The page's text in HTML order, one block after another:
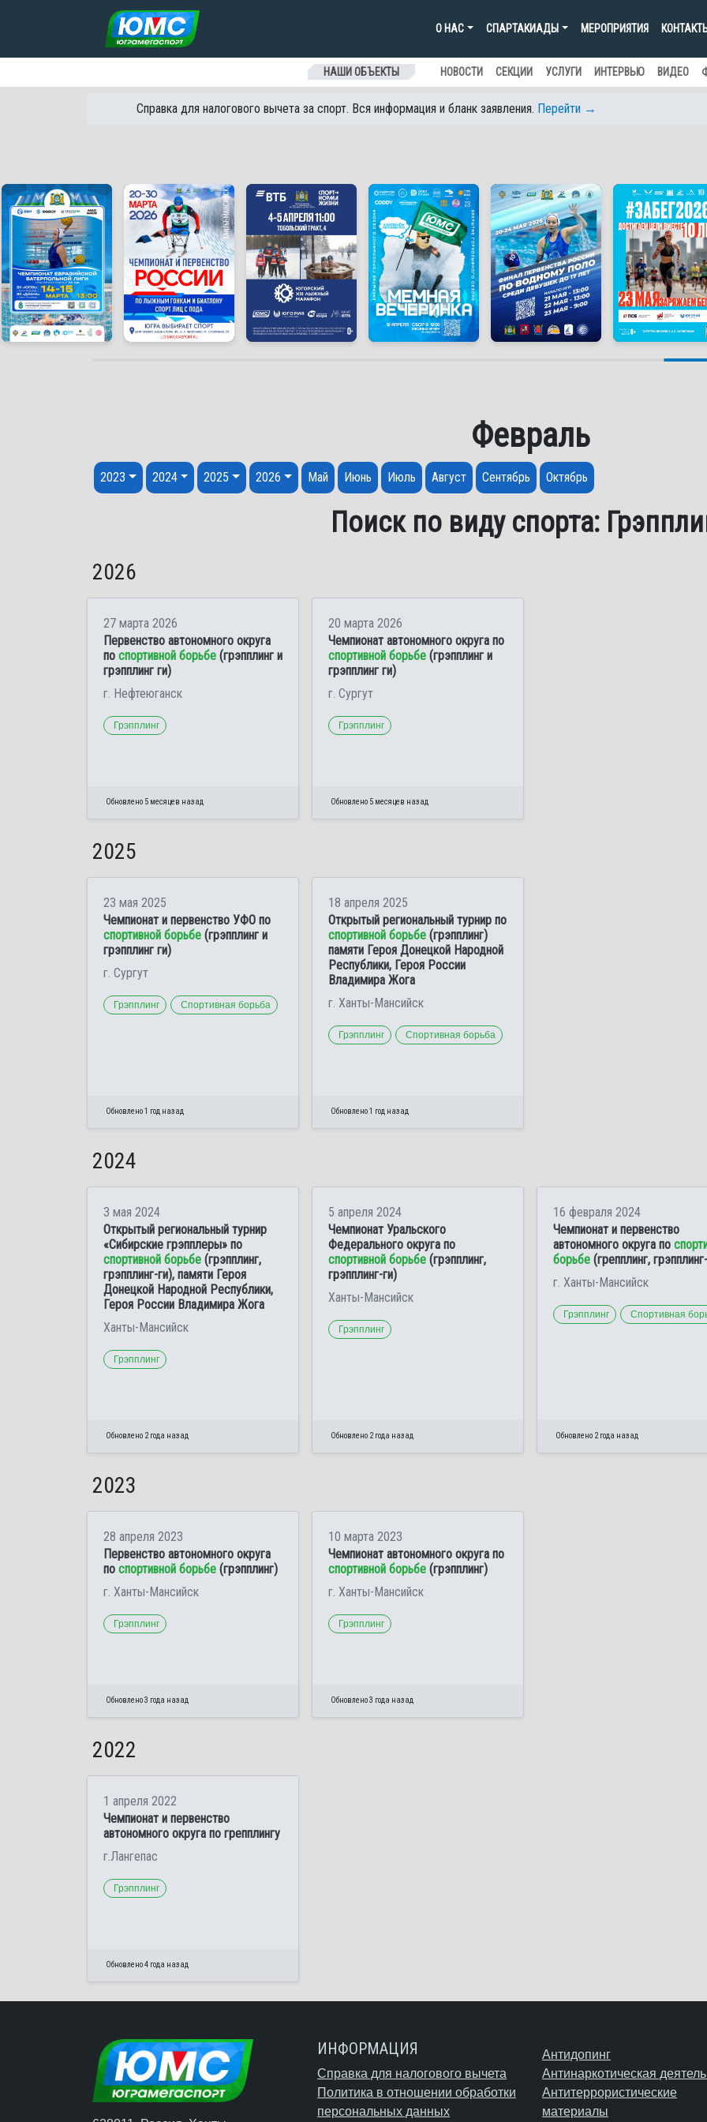
Перейти к содержанию
О НАС СПАРТАКИАДЫ МЕРОПРИЯТИЯ
НАШИ ОБЪЕКТЫ НОВОСТИ СЕКЦИИ УСЛУГИ ИНТЕРВЬЮ ВИДЕО
Справка для налогового вычета за спорт. Вся информация и бланк заявления. Перейти →
Февраль
Перейти к содержанию
2023 2024 2025 2026 Май Июнь Июль Август Сентябрь Октябрь
Поиск по виду спорта:
2026
27 марта 2026
Первенство автономного округа
по спортивной борьбе (грэпплинг и
грэпплинг ги)
г. Нефтеюганск
Грэпплинг
Обновлено 5 месяцев назад
20 марта 2026
Чемпионат автономного округа по
спортивной борьбе (грэпплинг и
грэпплинг ги)
г. Сургут
Грэпплинг
Обновлено 5 месяцев назад
2025
23 мая 2025
Чемпионат и первенство УФО по
спортивной борьбе (грэпплинг и
грэпплинг ги)
г. Сургут
Грэпплинг Спортивная борьба
Обновлено 1 год назад
18 апреля 2025
Открытый региональный турнир по
спортивной борьбе (грэпплинг)
памяти Героя Донецкой Народной
Республики, Героя России
Владимира Жога
г. Ханты-Мансийск
Грэпплинг Спортивная борьба
Обновлено 1 год назад
2024
3 мая 2024
Открытый региональный турнир
«Сибирские грэпплеры» по
спортивной борьбе (грэпплинг,
грэпплинг-ги), памяти Героя
Донецкой Народной Республики,
Героя России Владимира Жога
Ханты-Мансийск
Грэпплинг
Обновлено 2 года назад
5 апреля 2024
Чемпионат Уральского
Федерального округа по
спортивной борьбе (грэпплинг,
грэпплинг-ги)
Ханты-Мансийск
Грэпплинг
Обновлено 2 года назад
16 февраля 2024
Чемпионат и первенство
автономного округа по
борьбе (грепплинг,
г. Ханты-Мансийск
Грэпплинг Спортивная
Обновлено 2 года назад
2023
28 апреля 2023
Первенство автономного округа
по спортивной борьбе (грэпплинг)
г. Ханты-Мансийск
Грэпплинг
Обновлено 3 года назад
10 марта 2023
Чемпионат автономного округа по
спортивной борьбе (грэпплинг)
г. Ханты-Мансийск
Грэпплинг
Обновлено 3 года назад
2022
1 апреля 2022
Чемпионат и первенство
автономного округа по грепплингу
г.Лангепас
Грэпплинг
Обновлено 4 года назад
ИНФОРМАЦИЯ
Справка для налогового вычета
Политика в отношении обработки
персональных данных
Антидопинг
Антинаркотическая
Антитеррористические
материалы